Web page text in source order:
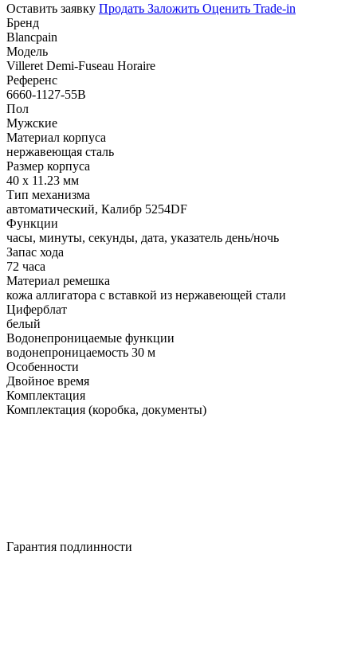
Оставить заявку Продать Заложить Оценить Trade-in
Бренд
Blancpain
Модель
Villeret Demi-Fuseau Horaire
Референс
6660-1127-55B
Пол
Мужские
Материал корпуса
нержавеющая сталь
Размер корпуса
40 х 11.23 мм
Тип механизма
автоматический, Калибр 5254DF
Функции
часы, минуты, секунды, дата, указатель день/ночь
Запас хода
72 часа
Материал ремешка
кожа аллигатора с вставкой из нержавеющей стали
Циферблат
белый
Водонепроницаемые функции
водонепроницаемость 30 м
Особенности
Двойное время
Комплектация
Комплектация (коробка, документы)
Гарантия подлинности